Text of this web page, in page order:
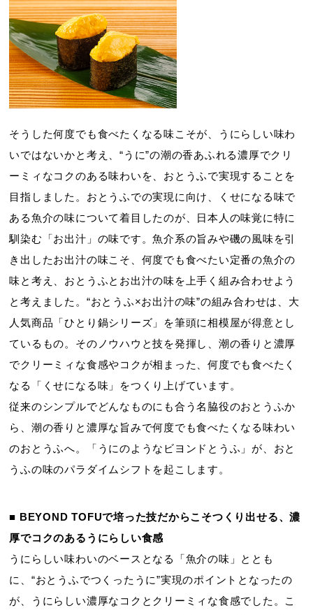
そうした何度でも食べたくなる味こそが、うにらしい味わ
いではないかと考え、“うに”の潮の香あふれる濃厚でクリ
ーミィなコクのある味わいを、おとうふで実現することを
目指しました。おとうふでの実現に向け、くせになる味で
ある魚介の味について着目したのが、日本人の味覚に特に
馴染む「お出汁」の味です。魚介系の旨みや磯の風味を引
き出したお出汁の味こそ、何度でも食べたい定番の魚介の
味と考え、おとうふとお出汁の味を上手く組み合わせよう
と考えました。“おとうふ×お出汁の味”の組み合わせは、大
人気商品「ひとり鍋シリーズ」を筆頭に相模屋が得意とし
ているもの。そのノウハウと技を発揮し、潮の香りと濃厚
でクリーミィな食感やコクが相まった、何度でも食べたく
なる「くせになる味」をつくり上げています。
従来のシンプルでどんなものにも合う名脇役のおとうふか
ら、潮の香りと濃厚な旨みで何度でも食べたくなる味わい
のおとうふへ。「うにのようなビヨンドとうふ」が、おと
うふの味のパラダイムシフトを起こします。
■ BEYOND TOFUで培った技だからこそつくり出せる、濃
厚でコクのあるうにらしい食感
うにらしい味わいのベースとなる「魚介の味」ととも
に、“おとうふでつくったうに”実現のポイントとなったの
が、うにらしい濃厚なコクとクリーミィな食感でした。こ